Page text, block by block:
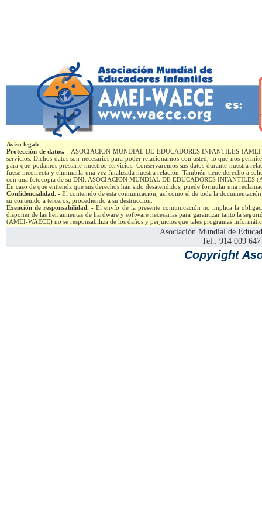
Aviso legal:
Protección de datos. - ASOCIACION MUNDIAL DE EDUCADORES INFANTILES (AMEI-
servicios. Dichos datos son necesarios para poder relacionarnos con usted, lo que nos
para que podamos prestarle nuestros servicios. Conservaremos sus datos durante nuestra
fuese incorrecta y eliminarla una vez finalizada nuestra relación. También tiene derecho a
con una fotocopia de su DNI: ASOCIACION MUNDIAL DE EDUCADORES INFANTILES
En caso de que entienda que sus derechos han sido desatendidos, puede formular una
Confidencialidad. - El contenido de esta comunicación, así como el de toda la
su contenido a terceros, procediendo a su destrucción.
Exención de responsabilidad. -El envío de la presente comunicación no implica la
disponer de las herramientas de hardware y software necesarias para garantizar tanto la
(AMEI-WAECE) no se responsabiliza de los daños y perjuicios que tales programas
Asociación Mundial de
Tel.: 914 009
Copyright